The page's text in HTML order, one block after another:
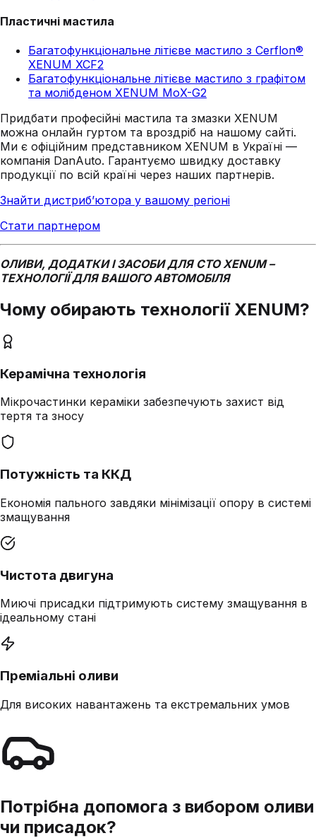
Пластичні мастила
Багатофункціональне літієве мастило з Cerflon®
XENUM XCF2
Багатофункціональне літієве мастило з графітом
та молібденом XENUM MoX-G2
Придбати професійні мастила та змазки XENUM
можна онлайн гуртом та вроздріб на нашому сайті.
Ми є офіційним представником XENUM в Україні —
компанія DanAuto. Гарантуємо швидку доставку
продукції по всій країні через наших партнерів.
Знайти дистриб’ютора у вашому регіоні
Стати партнером
ОЛИВИ, ДОДАТКИ І ЗАСОБИ ДЛЯ СТО XENUM –
ТЕХНОЛОГІЇ ДЛЯ ВАШОГО АВТОМОБІЛЯ
Чому обирають технології XENUM?
Керамічна технологія
Мікрочастинки кераміки забезпечують захист від
тертя та зносу
Потужність та ККД
Економія пального завдяки мінімізації опору в системі
змащування
Чистота двигуна
Миючі присадки підтримують систему змащування в
ідеальному стані
Преміальні оливи
Для високих навантажень та екстремальних умов
Потрібна допомога з вибором оливи
чи присадок?